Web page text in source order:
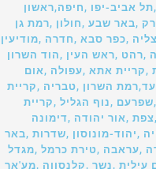
אביב-יפו ,חיפה,ראשון
,באר שבע ,חולון ,רמת גן
,כפר סבא ,חדרה ,מודיעין
,רהט ,ראש העין ,הוד השרון
,קריית אתא ,עפולה ,אום
השרון ,טבריה ,קריית
,נוף הגליל ,קריית
,אור יהודה ,דימונה
,יהוד-מונוסון ,שדרות ,באר
,עראבה ,טירת כרמל ,מגדל
,נשר ,קלנסווה ,מע'אר